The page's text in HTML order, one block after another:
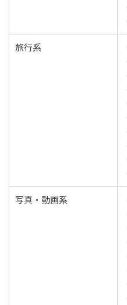
旅行系
写真・動画系